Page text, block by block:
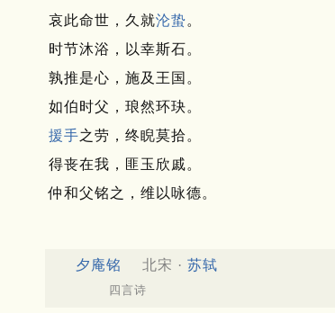
哀此命世，久就沦蛰。
时节沐浴，以幸斯石。
孰推是心，施及王国。
如伯时父，琅然环玦。
援手之劳，终睨莫拾。
得丧在我，匪玉欣戚。
仲和父铭之，维以咏德。
夕庵铭 北宋 · 苏轼
四言诗